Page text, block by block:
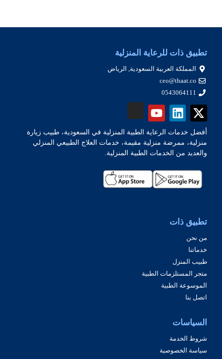
تطبيق ذات للرعاية المنزلية
المملكة العربية السعودية, الرياض
ceo@thaat.co
0543064111
أفضل خدمات الرعاية الطبية المنزلية في السعودية، طبيب زيارة
منزلية، ممرضة منزلية مقيمة، خدمات العلاج الطبيعي المنزلي
والعديد من الخدمات الطبية المنزلية.
تطبيق ذات
من نحن
خدماتنا
طبيب المنزل
متجر المستلزمات الطبية
الموسوعة الطبية
اتصل بنا
السياسات
شروط الخدمة
سياسة الخصوصية